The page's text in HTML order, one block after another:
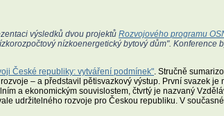
výsledků dvou projektů Rozvojového programu
nízkoenergetický bytový dům". Konference
České republiky: vytváření podmínek" . Stručně
– a představil pětisvazkový výstup. První svazek je
a ekonomickým souvislostem, čtvrtý je nazvaný
udržitelného rozvoje pro Českou republiku. V